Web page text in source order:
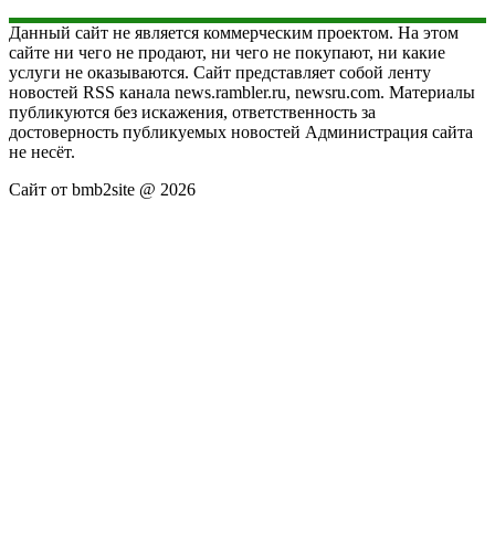
Данный сайт не является коммерческим проектом. На этом
сайте ни чего не продают, ни чего не покупают, ни какие
услуги не оказываются. Сайт представляет собой ленту
новостей RSS канала news.rambler.ru, newsru.com. Материалы
публикуются без искажения, ответственность за
достоверность публикуемых новостей Администрация сайта
не несёт.
Сайт от bmb2site @ 2026